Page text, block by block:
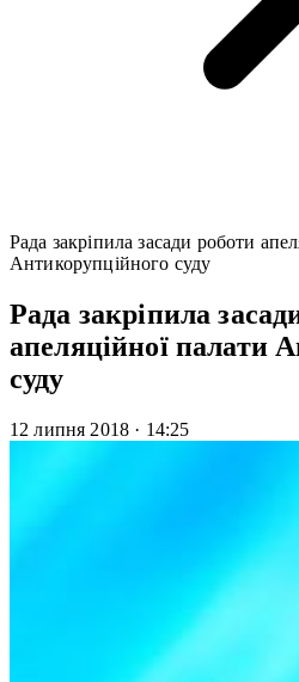
Рада закріпила засади роботи
Антикорупційного суду
Рада закріпила
апеляційної палати
суду
12 липня 2018 · 14:25